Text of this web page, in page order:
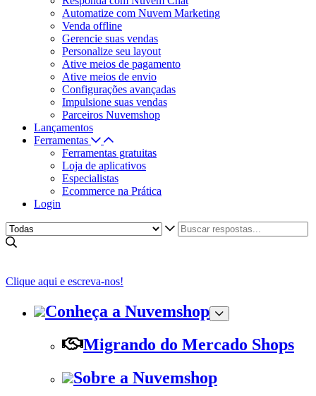
Automatize com Nuvem Marketing
Venda offline
Gerencie suas vendas
Personalize seu layout
Ative meios de pagamento
Ative meios de envio
Configurações avançadas
Impulsione suas vendas
Parceiros Nuvemshop
Lançamentos
Ferramentas
Ferramentas gratuitas
Loja de aplicativos
Especialistas
Ecommerce na Prática
Login
Clique aqui e escreva-nos!
Conheça a Nuvemshop
Migrando do Mercado Shops
Sobre a Nuvemshop